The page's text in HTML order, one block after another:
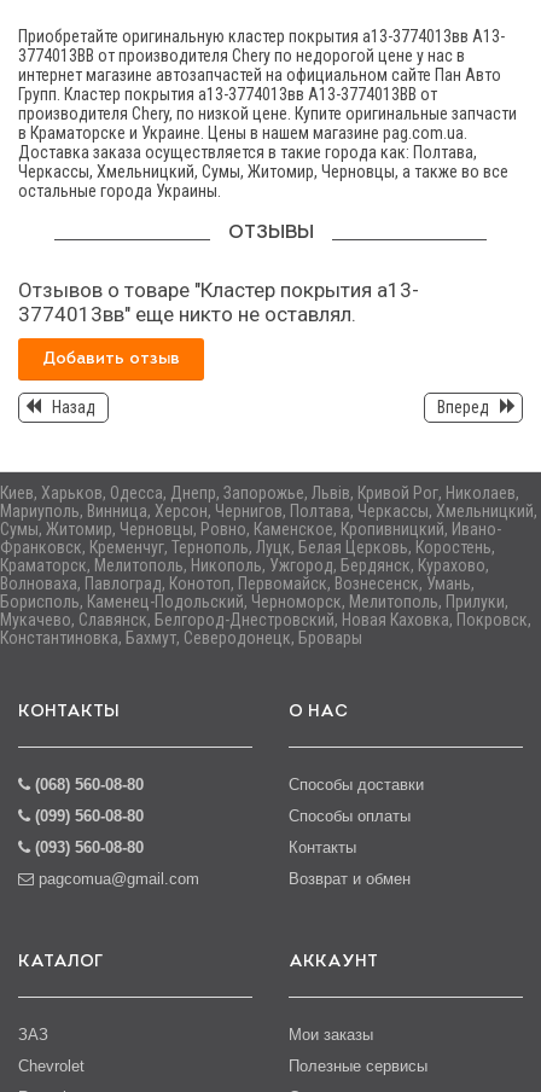
Приобретайте оригинальную кластер покрытия а13-3774013вв A13-
3774013BB от производителя Chery по недорогой цене у нас в
интернет магазине автозапчастей на официальном сайте Пан Авто
Групп. Кластер покрытия а13-3774013вв A13-3774013BB от
производителя Chery, по низкой цене. Купите оригинальные запчасти
в Краматорске и Украине. Цены в нашем магазине pag.com.ua.
Доставка заказа осуществляется в такие города как: Полтава,
Черкассы, Хмельницкий, Сумы, Житомир, Черновцы, а также во все
остальные города Украины.
ОТЗЫВЫ
Отзывов о товаре "Кластер покрытия а13-
3774013вв" еще никто не оставлял.
Добавить отзыв
Назад Вперед
Киев, Харьков, Одесса, Днепр, Запорожье, Львів, Кривой Рог, Николаев,
Мариуполь, Винница, Херсон, Чернигов, Полтава, Черкассы, Хмельницкий,
Сумы, Житомир, Черновцы, Ровно, Каменское, Кропивницкий, Ивано-
Франковск, Кременчуг, Тернополь, Луцк, Белая Церковь, Коростень,
Краматорск, Мелитополь, Никополь, Ужгород, Бердянск, Курахово,
Волноваха, Павлоград, Конотоп, Первомайск, Вознесенск, Умань,
Борисполь, Каменец-Подольский, Черноморск, Мелитополь, Прилуки,
Мукачево, Славянск, Белгород-Днестровский, Новая Каховка, Покровск,
Константиновка, Бахмут, Северодонецк, Бровары
КОНТАКТЫ
(068) 560-08-80
(099) 560-08-80
(093) 560-08-80
pagcomua@gmail.com
О НАС
Способы доставки
Способы оплаты
Контакты
Возврат и обмен
КАТАЛОГ
ЗАЗ
Chevrolet
АККАУНТ
Мои заказы
Полезные сервисы